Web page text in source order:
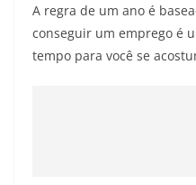
A regra de um ano é
conseguir um emprego é
tempo para você se